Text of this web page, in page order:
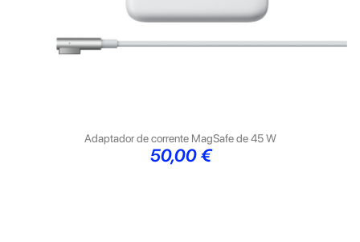
Adaptador de corrente MagSafe de 45 W
Preço
50,00 €